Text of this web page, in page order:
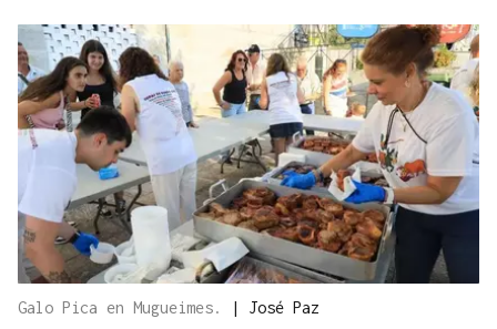
Galo Pica en Mugueimes. | José Paz